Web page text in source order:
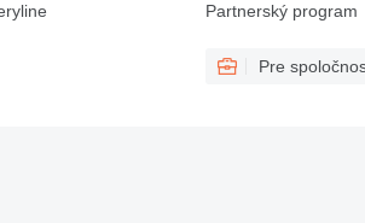
Partnerský program
Pre